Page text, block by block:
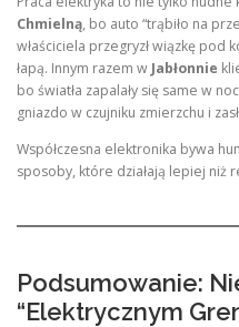
Chmielną, bo auto “trąbiło na
właściciela przegryzł wiązkę pod
łapą. Innym razem w Jabłonnie
bo światła zapalały się same w
gniazdo w czujniku zmierzchu i
Współczesna elektronika bywa
sposoby, które działają lepiej niż
Podsumowanie:
“Elektrycznym